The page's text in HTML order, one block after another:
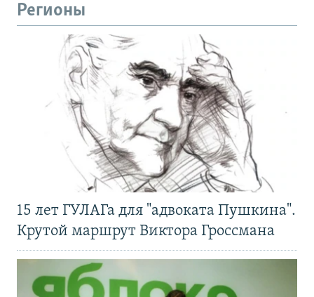
Регионы
15 лет ГУЛАГа для "адвоката Пушкина".
Крутой маршрут Виктора Гроссмана